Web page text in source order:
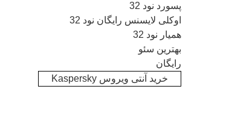
پسورد نود 32
اوکلی لایسنس رایگان نود 32
همیار نود 32
بهترین سئو
رایگان
خرید آنتی ویروس Kaspersky